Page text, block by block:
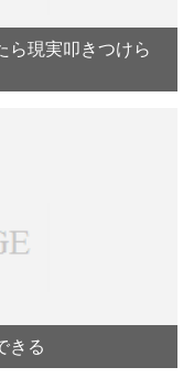
ら現実叩きつけら
きる